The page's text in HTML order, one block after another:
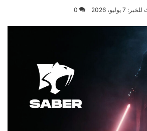
يوليو، 2026 0